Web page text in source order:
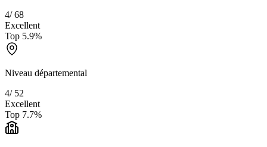
4/68
Excellent
Top 5.9%
Niveau départemental
4/ 52
Excellent
Top 7.7%